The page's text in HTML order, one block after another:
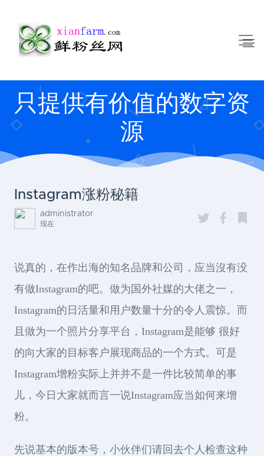
只提供有价值的数字资
源
Instagram涨粉秘籍
administrator
现在
说真的，在作出海的知名品牌和公司，应当沒有没
有做Instagram的吧。做为国外社媒的大佬之一，
Instagram的日活量和用户数量十分的令人震惊。而
且做为一个照片分享平台，Instagram是能够 很好
的向大家的目标客户展现商品的一个方式。可是
Instagram增粉实际上并并不是一件比较简单的事
儿，今日大家就而言一说Instagram应当如何来增
粉。
先说基本的版本号，小伙伴们请回去个人检查这种